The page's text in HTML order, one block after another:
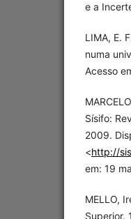
e a
LIMA, E.
numa
Acesso
Sísifo:
2009.
<http://
em: 19
MELLO,
Superior.